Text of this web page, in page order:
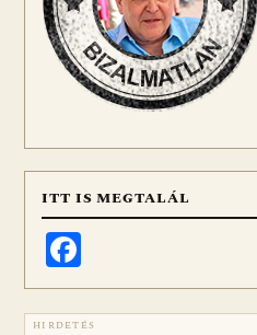
ITT IS MEGTALÁL
HIRDETÉS